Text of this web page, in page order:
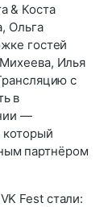
& Коста
Ольга
гостей
Илья
с
в
—
партнёром
Fest стали: